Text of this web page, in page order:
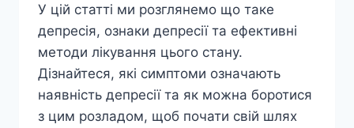
У цій статті ми розглянемо що таке
депресія, ознаки депресії та ефективні
методи лікування цього стану.
Дізнайтеся, які симптоми означають
наявність депресії та як можна боротися
з цим розладом, щоб почати свій шлях